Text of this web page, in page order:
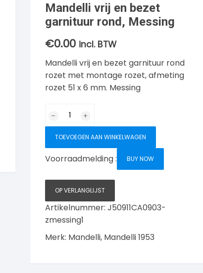
Mandelli vrij en bezet
garnituur rond, Messing
€0.00 incl. BTW
Mandelli vrij en bezet garnituur rond
rozet met montage rozet, afmeting
rozet 51 x 6 mm. Messing
garnituur
Messing
aantal
TOEVOEGEN AAN WINKELWAGEN
Voorraadmelding : BUY NOW
OP VERLANGLIJST
Artikelnummer:J50911CA0903-
zmessing1
Merk: Mandelli, Mandelli 1953